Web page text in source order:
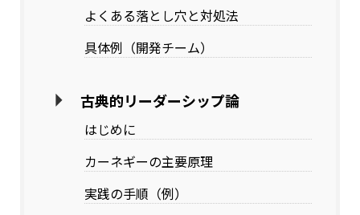
よくある落とし穴と対処法
具体例（開発チーム）
古典的リーダーシップ論
はじめに
カーネギーの主要原理
実践の手順（例）